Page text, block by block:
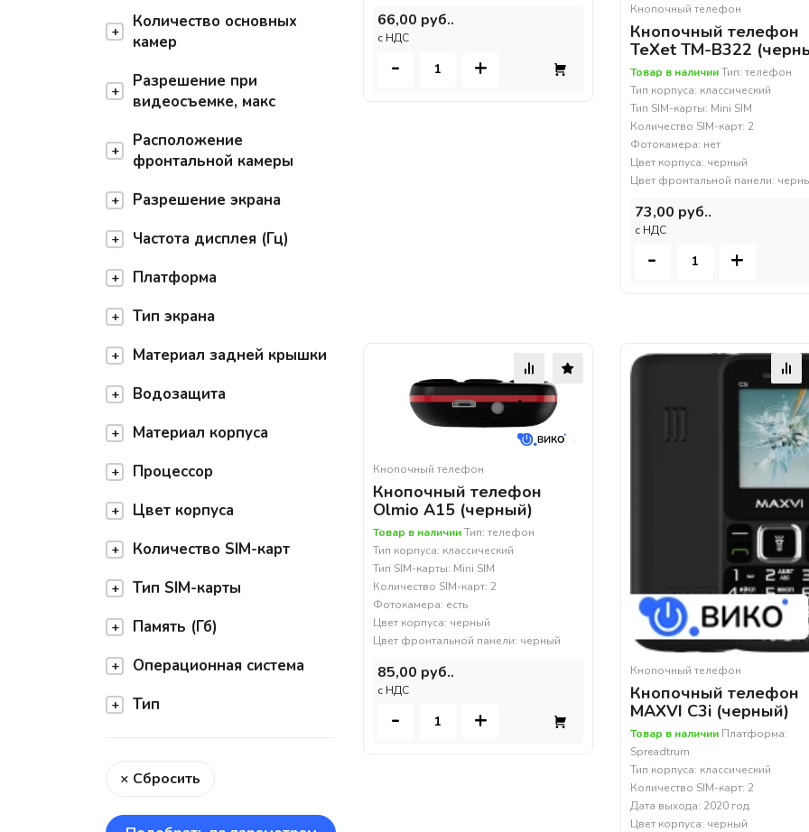
Количество основных
камер
Разрешение при
видеосъемке, макс
Расположение
фронтальной камеры
Разрешение экрана
Частота дисплея (Гц)
Платформа
Тип экрана
Материал задней крышки
Водозащита
Материал корпуса
Процессор
Цвет корпуса
Количество SIM-карт
Тип SIM-карты
Память (Гб)
Операционная система
Тип
× Сбросить
66,00 руб..
c НДС
- +
Кнопочный телефон
Кнопочный телефон
TeXet TM-B322
Товар в наличииТип: телефон
Тип корпуса: классический
Тип SIM-карты: Mini SIM
Количество SIM-карт: 2
Фотокамера: нет
Цвет корпуса: черный
Цвет фронтальной панели:
73,00 руб..
c НДС
- +
Кнопочный телефон
Кнопочный телефон
Olmio A15 (черный)
Товар в наличииТип: телефон
Тип корпуса: классический
Тип SIM-карты: Mini SIM
Количество SIM-карт: 2
Фотокамера: есть
Цвет корпуса: черный
Цвет фронтальной панели: черный
85,00 руб..
c НДС
- +
Кнопочный телефон
Кнопочный телефон
MAXVI C3i (черный)
Товар в наличииПлатформа:
Spreadtrum
Тип корпуса: классический
Количество SIM-карт: 2
Дата выхода: 2020 год
Цвет корпуса: черный